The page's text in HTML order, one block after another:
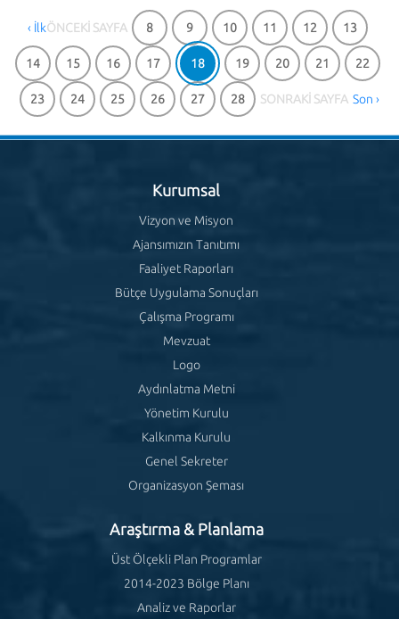
‹ İlkÖNCEKİ SAYFA 8 9 10 11 12 13
14 15 16 17 18 19 20 21 22
23 24 25 26 27 28 SONRAKİ SAYFA Son ›
Kurumsal
Vizyon ve Misyon
Ajansımızın Tanıtımı
Faaliyet Raporları
Bütçe Uygulama Sonuçları
Çalışma Programı
Mevzuat
Logo
Aydınlatma Metni
Yönetim Kurulu
Kalkınma Kurulu
Genel Sekreter
Organizasyon Şeması
Araştırma & Planlama
Üst Ölçekli Plan Programlar
2014-2023 Bölge Planı
Analiz ve Raporlar